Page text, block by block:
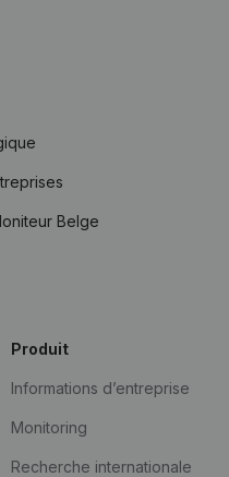
Belge
Produit
Informations d’entreprise
Monitoring
Recherche internationale